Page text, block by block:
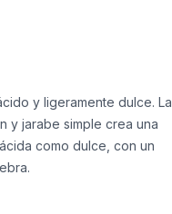
y ligeramente dulce. La
y jarabe simple crea una
como dulce, con un